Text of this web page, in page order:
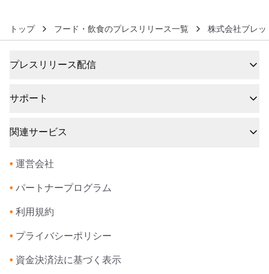
トップ フード・飲食のプレスリリース一覧 株式会社ブレ
プレスリリース配信
サポート
関連サービス
• 運営会社
• パートナープログラム
• 利用規約
• プライバシーポリシー
• 資金決済法に基づく表示